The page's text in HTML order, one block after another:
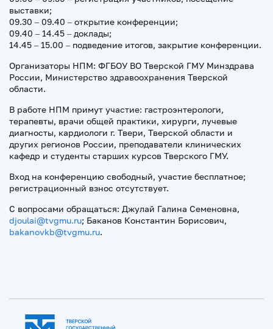
выставки;
09.30 – 09.40 – открытие конференции;
09.40 – 14.45 – доклады;
14.45 – 15.00 – подведение итогов, закрытие конференции.
Организаторы НПМ: ФГБОУ ВО Тверской ГМУ Минздрава
России, Министерство здравоохранения Тверской
области.
В работе НПМ примут участие: гастроэнтерологи,
терапевты, врачи общей практики, хирурги, лучевые
диагносты, кардиологи г. Твери, Тверской области и
других регионов России, преподаватели клинических
кафедр и студенты старших курсов Тверского ГМУ.
Вход на конференцию свободный, участие бесплатное;
регистрационный взнос отсутствует.
С вопросами обращаться: Джулай Галина Семеновна,
djoulai@tvgmu.ru; Баканов Константин Борисович,
bakanovkb@tvgmu.ru.